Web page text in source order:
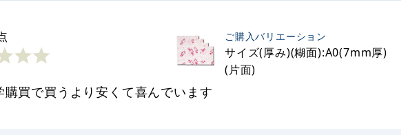
ご購入バリエーション
サイズ(厚み)(糊面):A0(7mm厚)
(片面)
買で買うより安くて喜んでいます